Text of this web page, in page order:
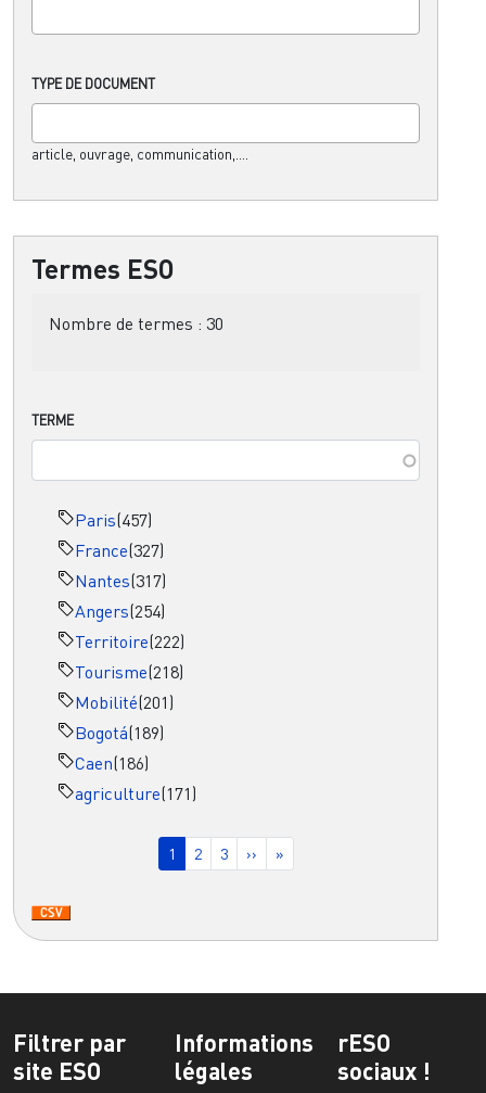
TYPE DE DOCUMENT
article, ouvrage, communication,....
Termes ESO
Nombre de termes : 30
TERME
Paris(457)
France(327)
Nantes(317)
Angers(254)
Territoire(222)
Tourisme(218)
Mobilité(201)
Bogotá(189)
Caen(186)
agriculture(171)
Page courante
1 Page
2 Page
3 Page suivante
›› Dernière page
»
Filtrer par
site ESO
Informations
légales
rESO
sociaux !